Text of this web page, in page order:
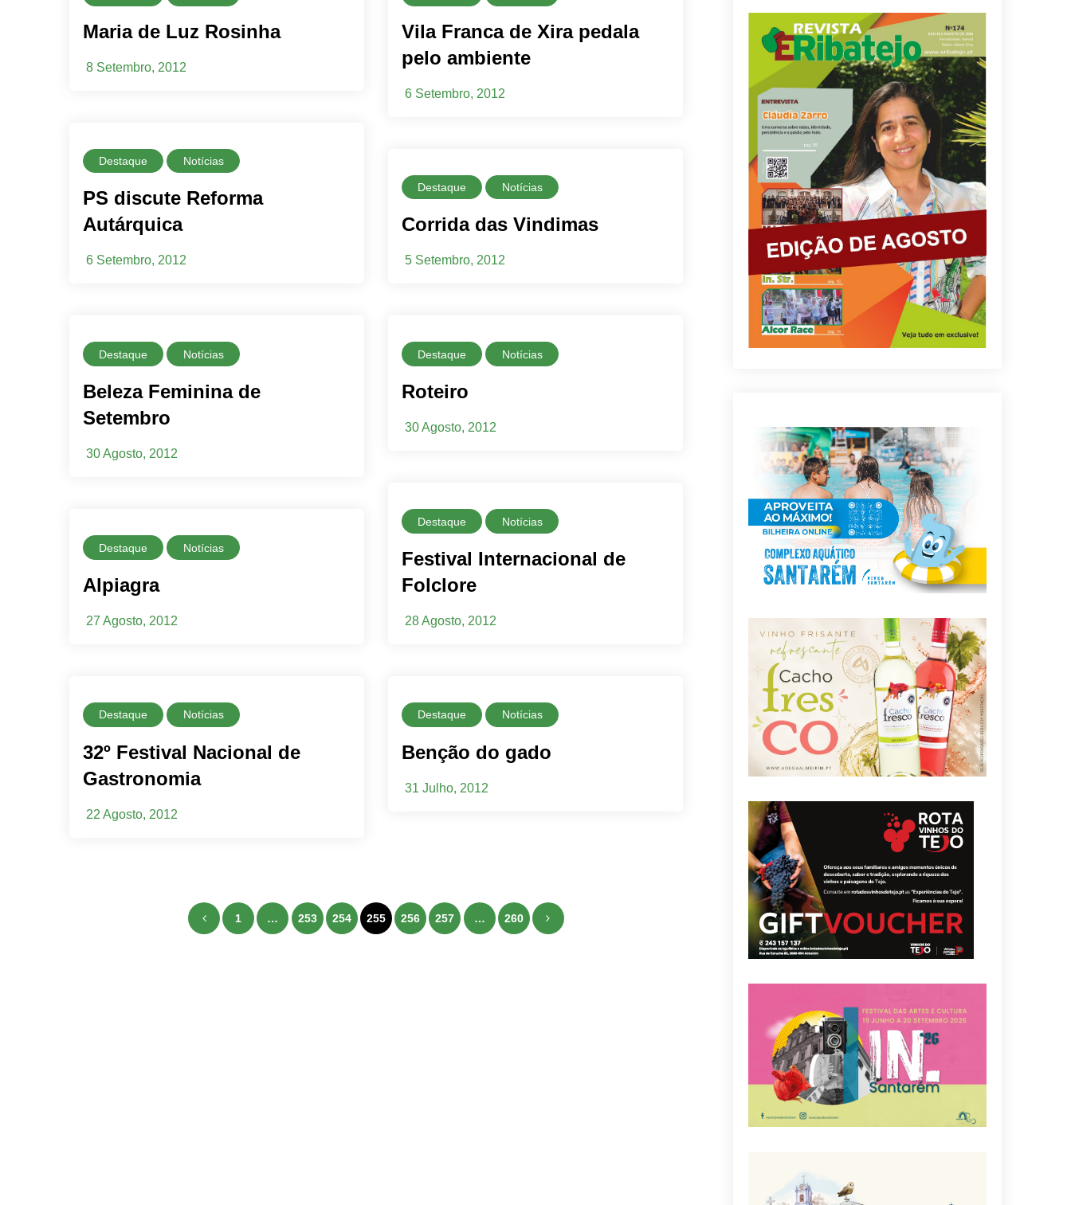
Maria de Luz Rosinha
8 Setembro, 2012
Vila Franca de Xira pedala
pelo ambiente
6 Setembro, 2012
Destaque Notícias
PS discute Reforma
Autárquica
6 Setembro, 2012
Destaque Notícias
Corrida das Vindimas
5 Setembro, 2012
Destaque Notícias
Beleza Feminina de
Setembro
30 Agosto, 2012
Destaque Notícias
Roteiro
30 Agosto, 2012
Destaque Notícias
Festival Internacional de
Folclore
28 Agosto, 2012
Destaque Notícias
Alpiagra
27 Agosto, 2012
Destaque Notícias
32º Festival Nacional de
Gastronomia
22 Agosto, 2012
Destaque Notícias
Benção do gado
31 Julho, 2012
Navegação
1 … 253 254 255 256 257 … 260